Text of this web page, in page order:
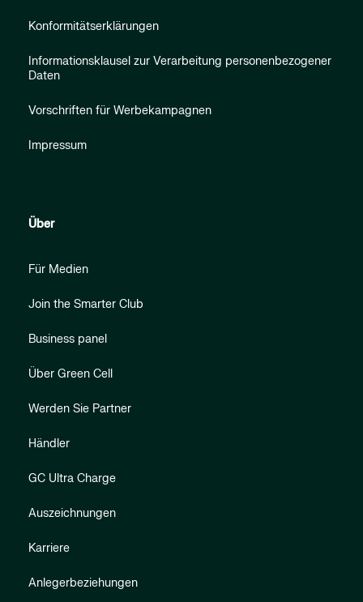
Konformitätserklärungen
Informationsklausel zur Verarbeitung personenbezogener
Daten
Vorschriften für Werbekampagnen
Impressum
Über
Für Medien
Join the Smarter Club
Business panel
Über Green Cell
Werden Sie Partner
Händler
GC Ultra Charge
Auszeichnungen
Karriere
Anlegerbeziehungen